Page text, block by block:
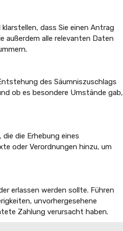
dass Sie einen Antrag
außerdem alle relevanten Daten
des Säumniszuschlags
ob es besondere Umstände gab,
die Erhebung eines
oder Verordnungen hinzu, um
erlassen werden sollte. Führen
unvorhergesehene
Zahlung verursacht haben.